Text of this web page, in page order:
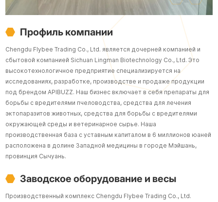
Профиль компании
Chengdu Flybee Trading Co., Ltd. является дочерней компанией и
сбытовой компанией Sichuan Lingman Biotechnology Co., Ltd. Это
высокотехнологичное предприятие специализируется на
исследованиях, разработке, производстве и продаже продукции
под брендом APIBUZZ. Наш бизнес включает в себя препараты для
борьбы с вредителями пчеловодства, средства для лечения
эктопаразитов животных, средства для борьбы с вредителями
окружающей среды и ветеринарное сырье. Наша
производственная база с уставным капиталом в 6 миллионов юаней
расположена в долине Западной медицины в городе Мэйшань,
провинция Сычуань.
Заводское оборудование и весы
Производственный комплекс Chengdu Flybee Trading Co., Ltd.